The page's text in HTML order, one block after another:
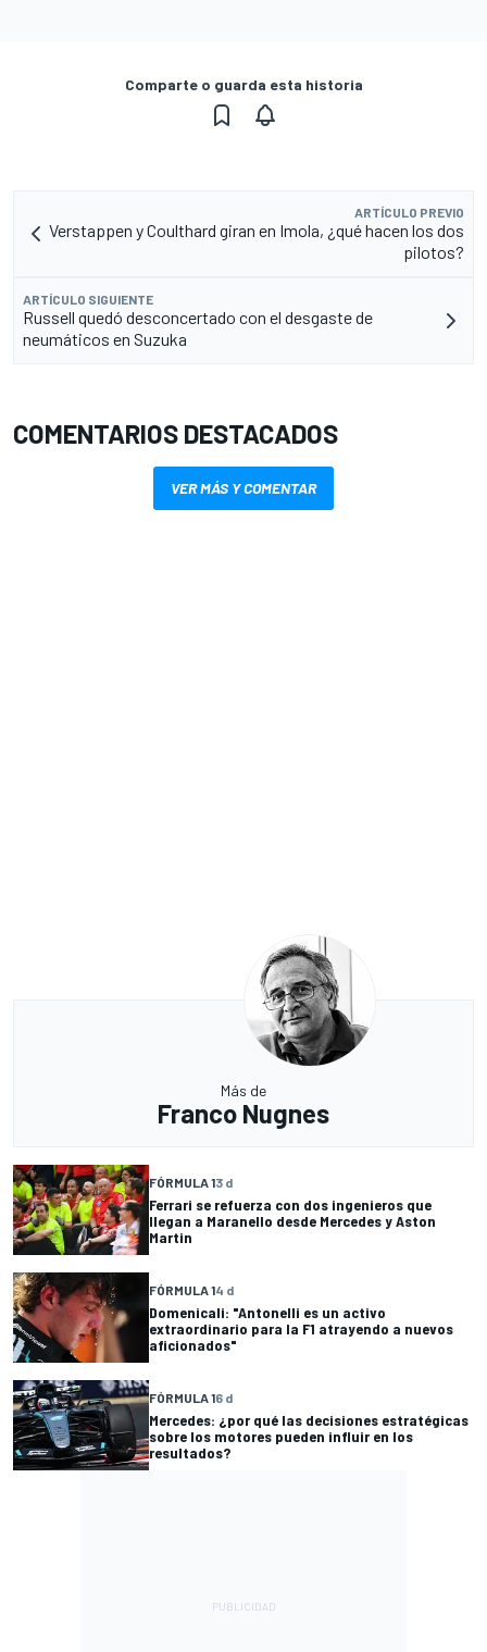
Comparte o guarda esta historia
ARTÍCULO PREVIO
Verstappen y Coulthard giran en Imola, ¿qué hacen los dos
pilotos?
ARTÍCULO SIGUIENTE
Russell quedó desconcertado con el desgaste de
neumáticos en Suzuka
COMENTARIOS DESTACADOS
VER MÁS Y COMENTAR
Más de
Franco Nugnes
FÓRMULA 13 d
Ferrari se refuerza con dos ingenieros que
llegan a Maranello desde Mercedes y Aston
Martin
FÓRMULA 14 d
Domenicali: "Antonelli es un activo
extraordinario para la F1 atrayendo a nuevos
aficionados"
FÓRMULA 16 d
Mercedes: ¿por qué las decisiones estratégicas
sobre los motores pueden influir en los
resultados?